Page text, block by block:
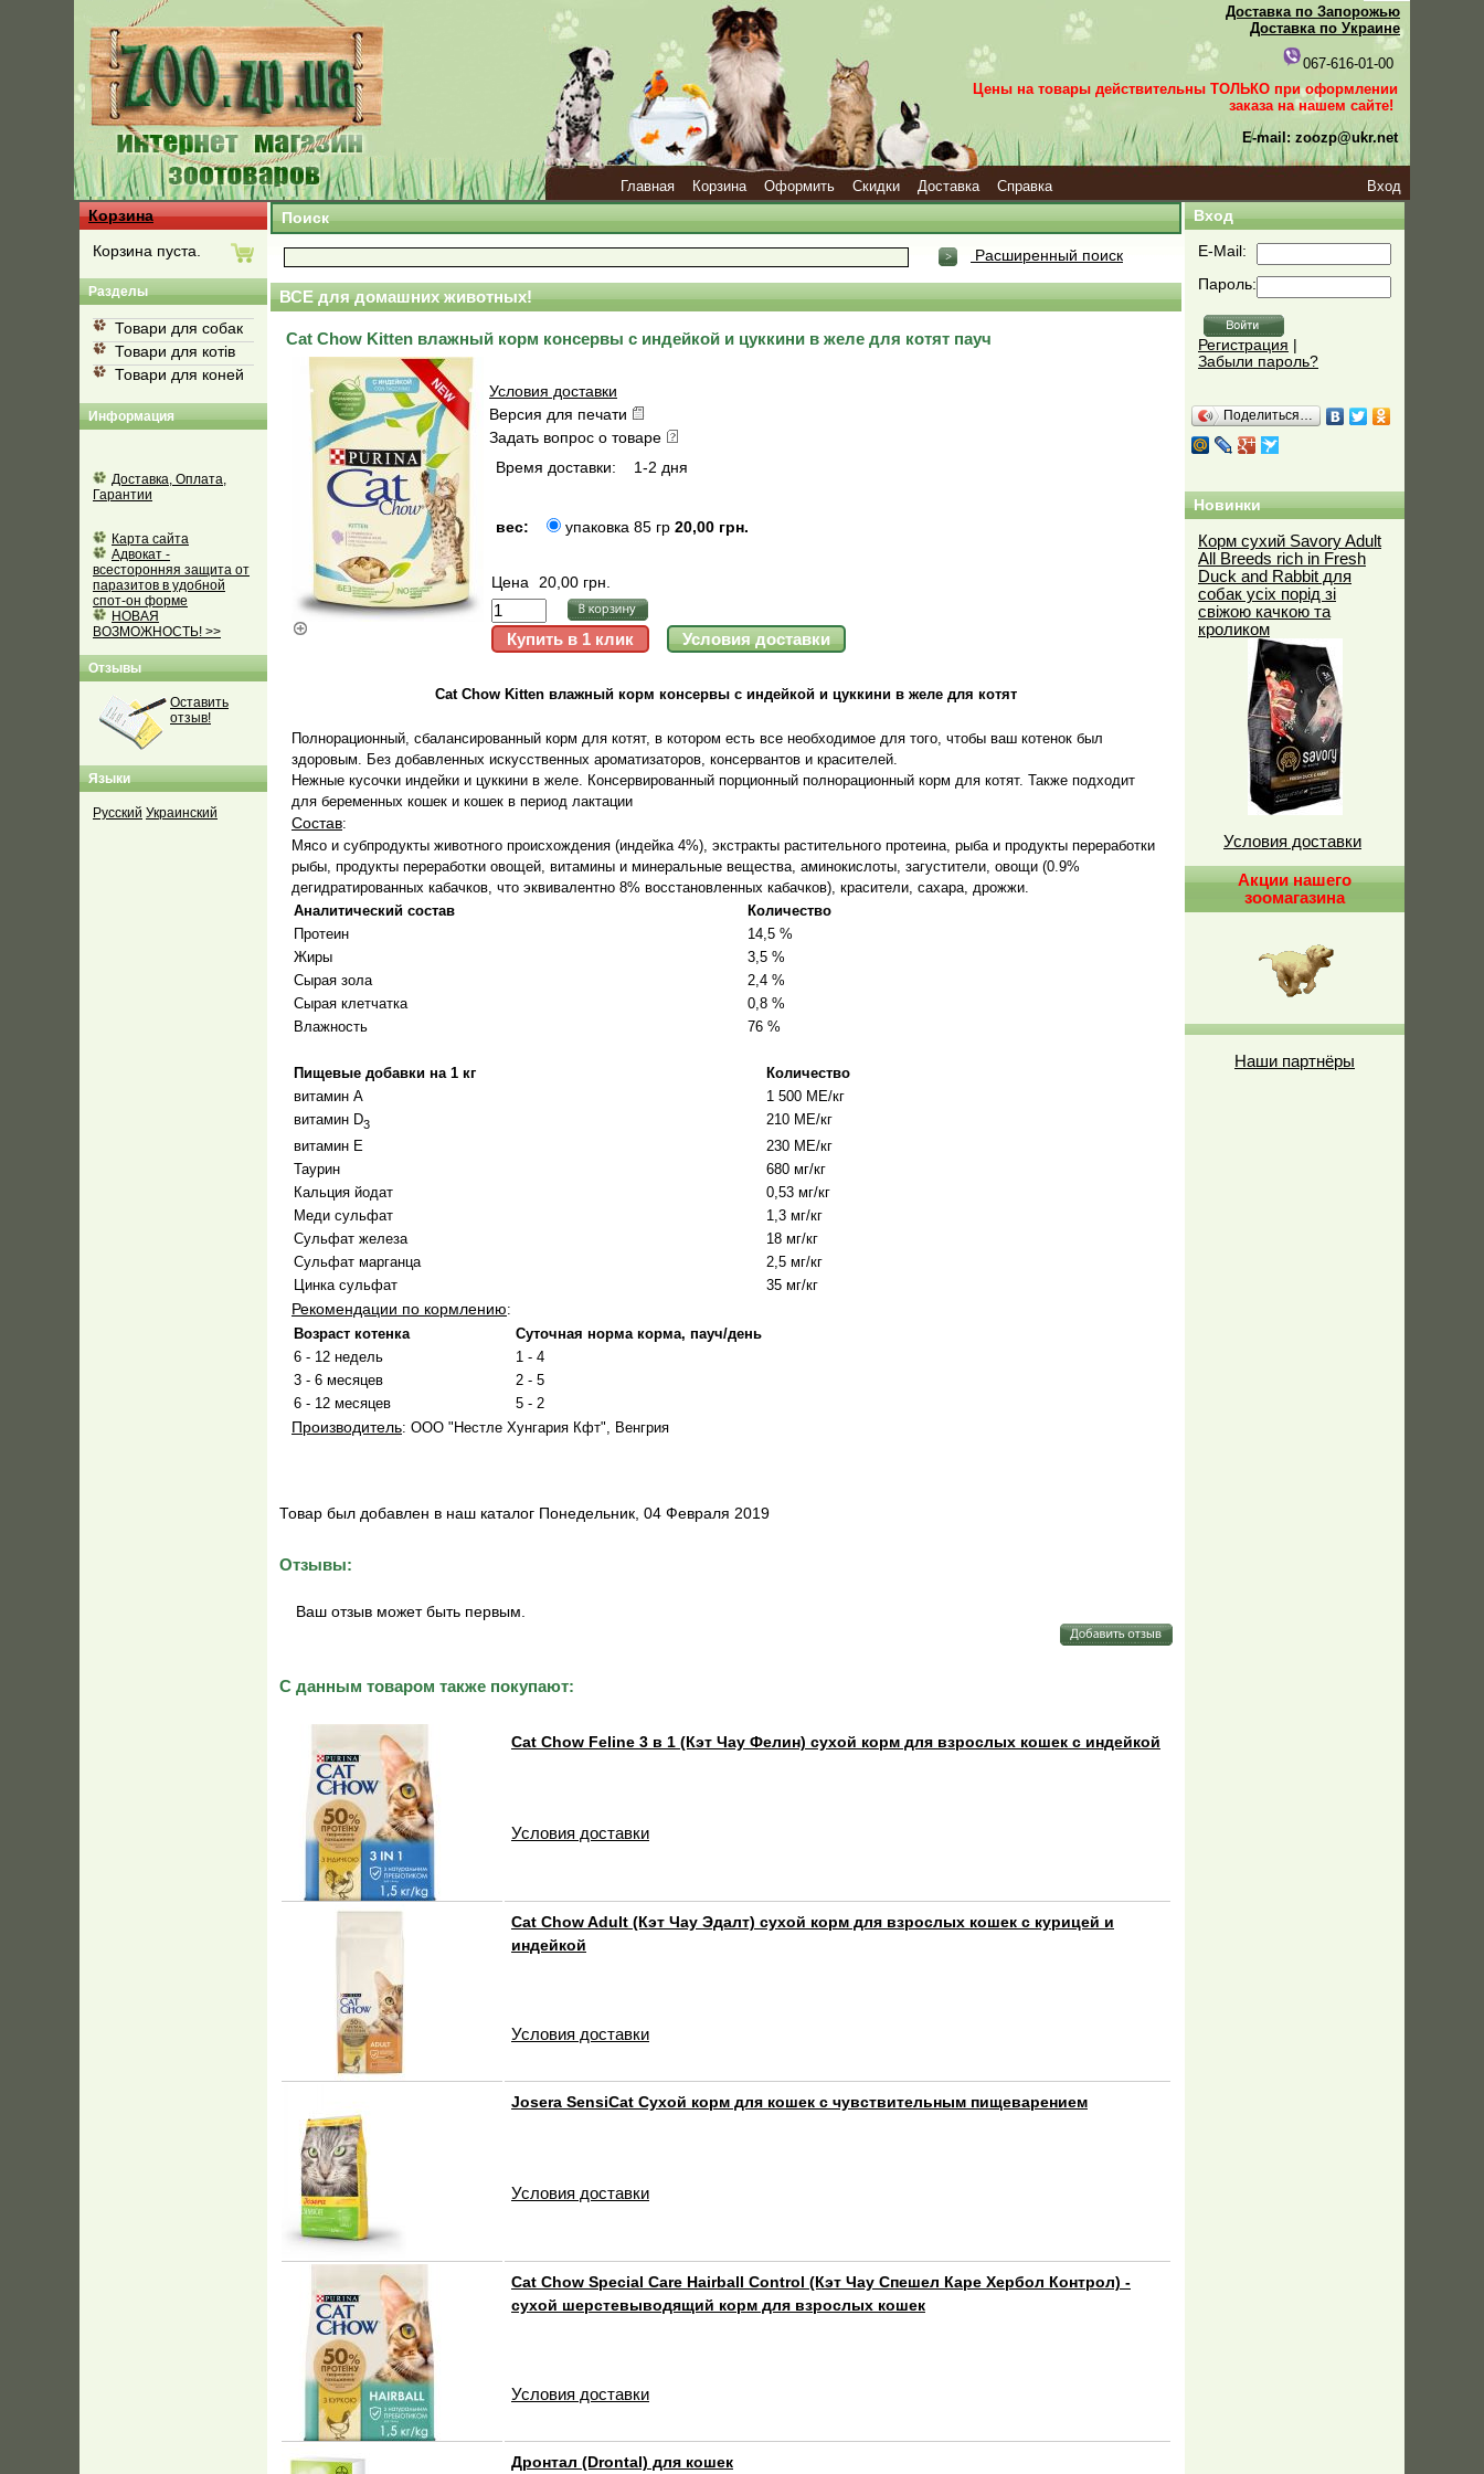
Доставка по Запорожью
Доставка по Украине
067-616-01-00
Цены на товары действительны ТОЛЬКО при оформлении
заказа на нашем сайте!
E-mail: zoozp@ukr.net
Главная Корзина Оформить Скидки Доставка Справка
Вход
Корзина
Корзина пуста.
Разделы
Товари для собак
Товари для котів
Товари для коней
Информация
Доставка, Оплата,
Гарантии
Карта сайта
Адвокат -
всесторонняя защита от
паразитов в удобной
спот-он форме
НОВАЯ
ВОЗМОЖНОСТЬ! >>
Отзывы
Оставить
отзыв!
Языки
Русский Украинский
Поиск
Расширенный поиск
ВСЕ для домашних животных!
Cat Chow Kitten влажный корм консервы с индейкой и цуккини в желе для котят пауч
Условия доставки
Версия для печати
Задать вопрос о товаре
Время доставки:
1-2 дня
вес: упаковка 85 гр 20,00 грн.
Цена 20,00 грн.
Cat Chow Kitten влажный корм консервы с индейкой и цуккини в желе для котят
Полнорационный, сбалансированный корм для котят, в котором есть все необходимое для того, чтобы ваш котенок был
здоровым. Без добавленных искусственных ароматизаторов, консервантов и красителей.
Нежные кусочки индейки и цуккини в желе. Консервированный порционный полнорационный корм для котят. Также подходит
для беременных кошек и кошек в период лактации
Состав:
Мясо и субпродукты животного происхождения (индейка 4%), экстракты растительного протеина, рыба и продукты переработки
рыбы, продукты переработки овощей, витамины и минеральные вещества, аминокислоты, загустители, овощи (0.9%
дегидратированных кабачков, что эквивалентно 8% восстановленных кабачков), красители, сахара, дрожжи.
Аналитический состав
Количество
Протеин
14,5 %
Жиры
3,5 %
Сырая зола
2,4 %
Сырая клетчатка
0,8 %
Влажность
76 %
Пищевые добавки на 1 кг
Количество
витамин А
1 500 МЕ/кг
витамин D3
210 МЕ/кг
витамин Е
230 МЕ/кг
Таурин
680 мг/кг
Кальция йодат
0,53 мг/кг
Меди сульфат
1,3 мг/кг
Сульфат железа
18 мг/кг
Сульфат марганца
2,5 мг/кг
Цинка сульфат
35 мг/кг
Рекомендации по кормлению:
Возраст котенка
Суточная норма корма, пауч/день
6 - 12 недель
1 - 4
3 - 6 месяцев
2 - 5
6 - 12 месяцев
5 - 2
Производитель: ООО "Нестле Хунгария Кфт", Венгрия
Товар был добавлен в наш каталог Понедельник, 04 Февраля 2019
Отзывы:
Ваш отзыв может быть первым.
С данным товаром также покупают:
Cat Chow Feline 3 в 1 (Кэт Чау Фелин) сухой корм для взрослых кошек с индейкой
Условия доставки
Cat Chow Adult (Кэт Чау Эдалт) сухой корм для взрослых кошек с курицей и
индейкой
Условия доставки
Josera SensiCat Сухой корм для кошек с чувствительным пищеварением
Условия доставки
Cat Chow Special Care Hairball Control (Кэт Чау Спешел Каре Хербол Контрол) -
сухой шерстевыводящий корм для взрослых кошек
Условия доставки
Дронтал (Drontal) для кошек
Вход
E-Mail:
Пароль:
Регистрация
Забыли пароль?
Поделиться…
Новинки
Корм сухий Savory Adult
All Breeds rich in Fresh
Duck and Rabbit для
собак усіх порід зі
свіжою качкою та
кроликом
Условия доставки
Акции нашего
зоомагазина
Наши партнёры